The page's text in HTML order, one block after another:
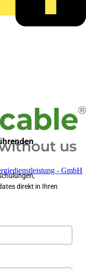
- GmbH
direkt in Ihren